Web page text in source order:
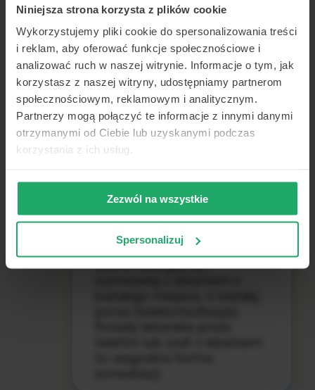
Niniejsza strona korzysta z plików cookie
Wykorzystujemy pliki cookie do spersonalizowania treści
i reklam, aby oferować funkcje społecznościowe i
analizować ruch w naszej witrynie. Informacje o tym, jak
korzystasz z naszej witryny, udostępniamy partnerom
społecznościowym, reklamowym i analitycznym.
Partnerzy mogą połączyć te informacje z innymi danymi
otrzymanymi od Ciebie lub uzyskanymi podczas
korzystania z ich usług.
Zezwól na wszystkie
Spersonalizuj
możliwość….
konsultacje lekarskie,
zwolnienie online, recepta
online. Zaloguj się i
rozmawiaj z lekarzem z
każdego miejsca, o
Czy ma Pani jakieś obawy lub
łatwe i wygodne
konsultacje lekarskie,
zwolnienie online, recepta
online. Zaloguj się i